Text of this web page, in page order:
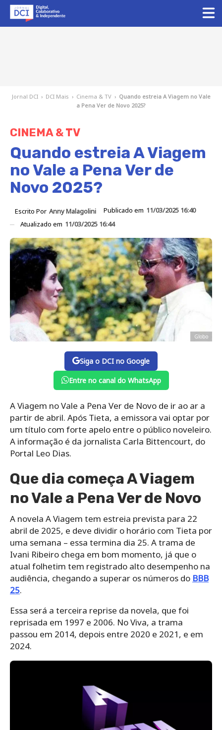
Jornal DCI › DCI Mais › Cinema & TV › Quando estreia A Viagem no Vale
a Pena Ver de Novo 2025?
CINEMA & TV
Quando estreia A Viagem
no Vale a Pena Ver de
Novo 2025?
Escrito Por Anny Malagolini Publicado em 11/03/2025 16:40
Atualizado em 11/03/2025 16:44
Globo
Siga o DCI no Google
Entre no canal do WhatsApp
A Viagem no Vale a Pena Ver de Novo de ir ao ar a
partir de abril. Após Tieta, a emissora vai optar por
um título com forte apelo entre o público noveleiro.
A informação é da jornalista Carla Bittencourt, do
Portal Leo Dias.
Que dia começa A Viagem
no Vale a Pena Ver de Novo
A novela A Viagem tem estreia prevista para 22
abril de 2025, e deve dividir o horário com Tieta por
uma semana – essa termina dia 25. A trama de
Ivani Ribeiro chega em bom momento, já que o
atual folhetim tem registrado alto desempenho na
audiência, chegando a superar os números do BBB
25.
Essa será a terceira reprise da novela, que foi
reprisada em 1997 e 2006. No Viva, a trama
passou em 2014, depois entre 2020 e 2021, e em
2024.